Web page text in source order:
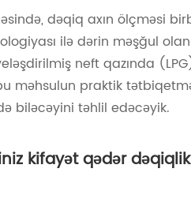
dəqiq axın ölçməsi
ilə dərin məşğul
neft qazında
məhsulun praktik
biləcəyini təhlil edəcəyik.
kifayət qədər